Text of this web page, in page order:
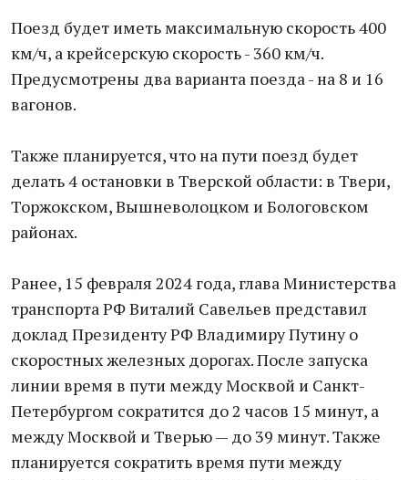
Поезд будет иметь максимальную скорость 400
км/ч, а крейсерскую скорость - 360 км/ч.
Предусмотрены два варианта поезда - на 8 и 16
вагонов.
Также планируется, что на пути поезд будет
делать 4 остановки в Тверской области: в Твери,
Торжокском, Вышневолоцком и Бологовском
районах.
Ранее, 15 февраля 2024 года, глава Министерства
транспорта РФ Виталий Савельев представил
доклад Президенту РФ Владимиру Путину о
скоростных железных дорогах. После запуска
линии время в пути между Москвой и Санкт-
Петербургом сократится до 2 часов 15 минут, а
между Москвой и Тверью — до 39 минут. Также
планируется сократить время пути между